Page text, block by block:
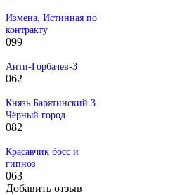
Измена. Истинная по
контракту
099
Анти-Горбачев-3
062
Князь Барятинский 3.
Чёрный город
082
Красавчик босс и
гипноз
063
Добавить отзыв